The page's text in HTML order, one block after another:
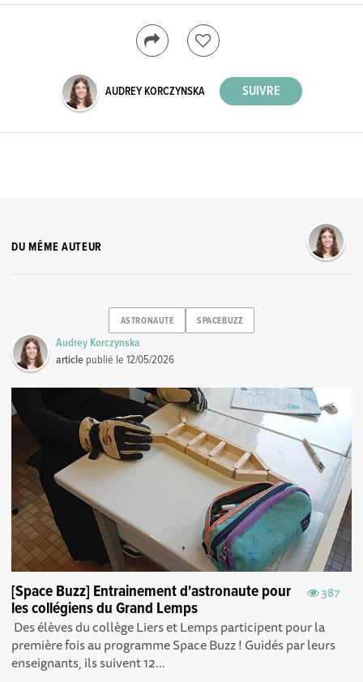
AUDREY KORCZYNSKA
DU MÊME AUTEUR
ASTRONAUTE SPACEBUZZ
Audrey Korczynska
article publié le12/05/2026
387
[Space Buzz] Entrainement d'astronaute pour
les collégiens du Grand Lemps
Des élèves du collège Liers et Lemps participent pour la
première fois au programme Space Buzz ! Guidés par leurs
enseignants, ils suivent 12...